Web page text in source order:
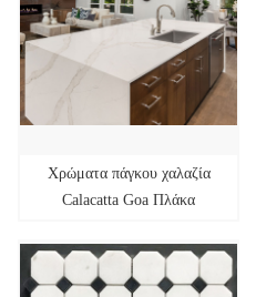
Χρώματα πάγκου χαλαζία
Calacatta Goa Πλάκα